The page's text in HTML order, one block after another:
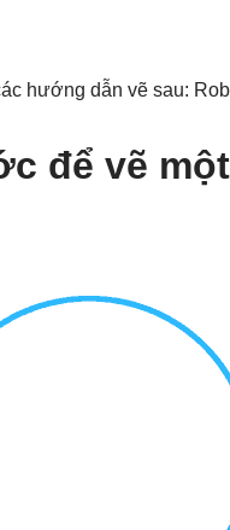
hướng dẫn vẽ sau:
để vẽ